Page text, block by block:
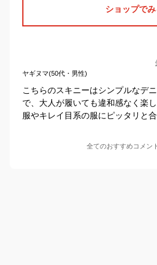
ショップでみ
ヤギヌマ(50代・男性)
こちらのスキニーはシンプルなデ
で、大人が履いても違和感なく楽
服やキレイ目系の服にピッタリと合
全てのおすすめコメン